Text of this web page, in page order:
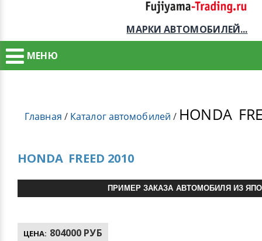
МАРКИ АВТОМОБИЛЕЙ...
МЕНЮ
Главная / Каталог автомобилей / HONDA
HONDA FREED 2010
ПРИМЕР ЗАКАЗА АВТОМОБИЛЯ ИЗ
ЦЕНА: 804000 РУБ